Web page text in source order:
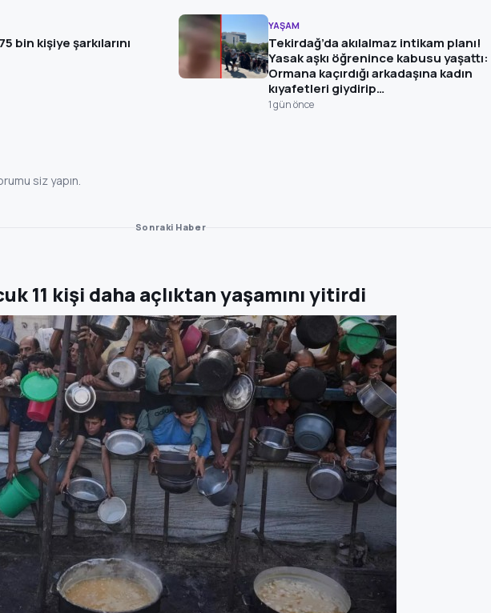
bin kişiye şarkılarını
YAŞAM
Tekirdağ’da akılalmaz intikam planı!
Yasak aşkı öğrenince kabusu yaşattı:
Ormana kaçırdığı arkadaşına kadın
kıyafetleri giydirip…
1 gün önce
siz yapın.
Sonraki Haber
11 kişi daha açlıktan yaşamını yitirdi